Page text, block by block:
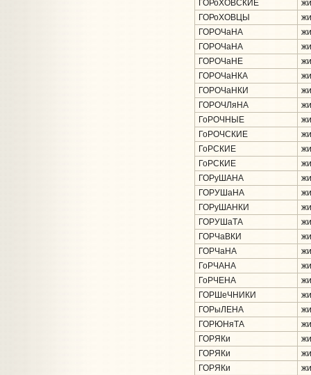
ГОРоХОВСКИЕ
ГОРоХОВЦЫ
ГОРОЧаНА
ГОРОЧаНА
ГОРОЧаНЕ
ГОРОЧаНКА
ГОРОЧаНКИ
ГОРОЧЛяНА
ГоРОЧНЫЕ
ГоРОЧСКИЕ
ГоРСКИЕ
ГоРСКИЕ
ГОРуШАНА
ГОРУШаНА
ГОРуШАНКИ
ГОРУШаТА
ГОРЧаВКИ
ГОРЧаНА
ГоРЧАНА
ГоРЧЕНА
ГОРШеЧНИКИ
ГОРыЛЕНА
ГОРЮНяТА
ГОРЯКи
ГОРЯКи
ГОРЯКи